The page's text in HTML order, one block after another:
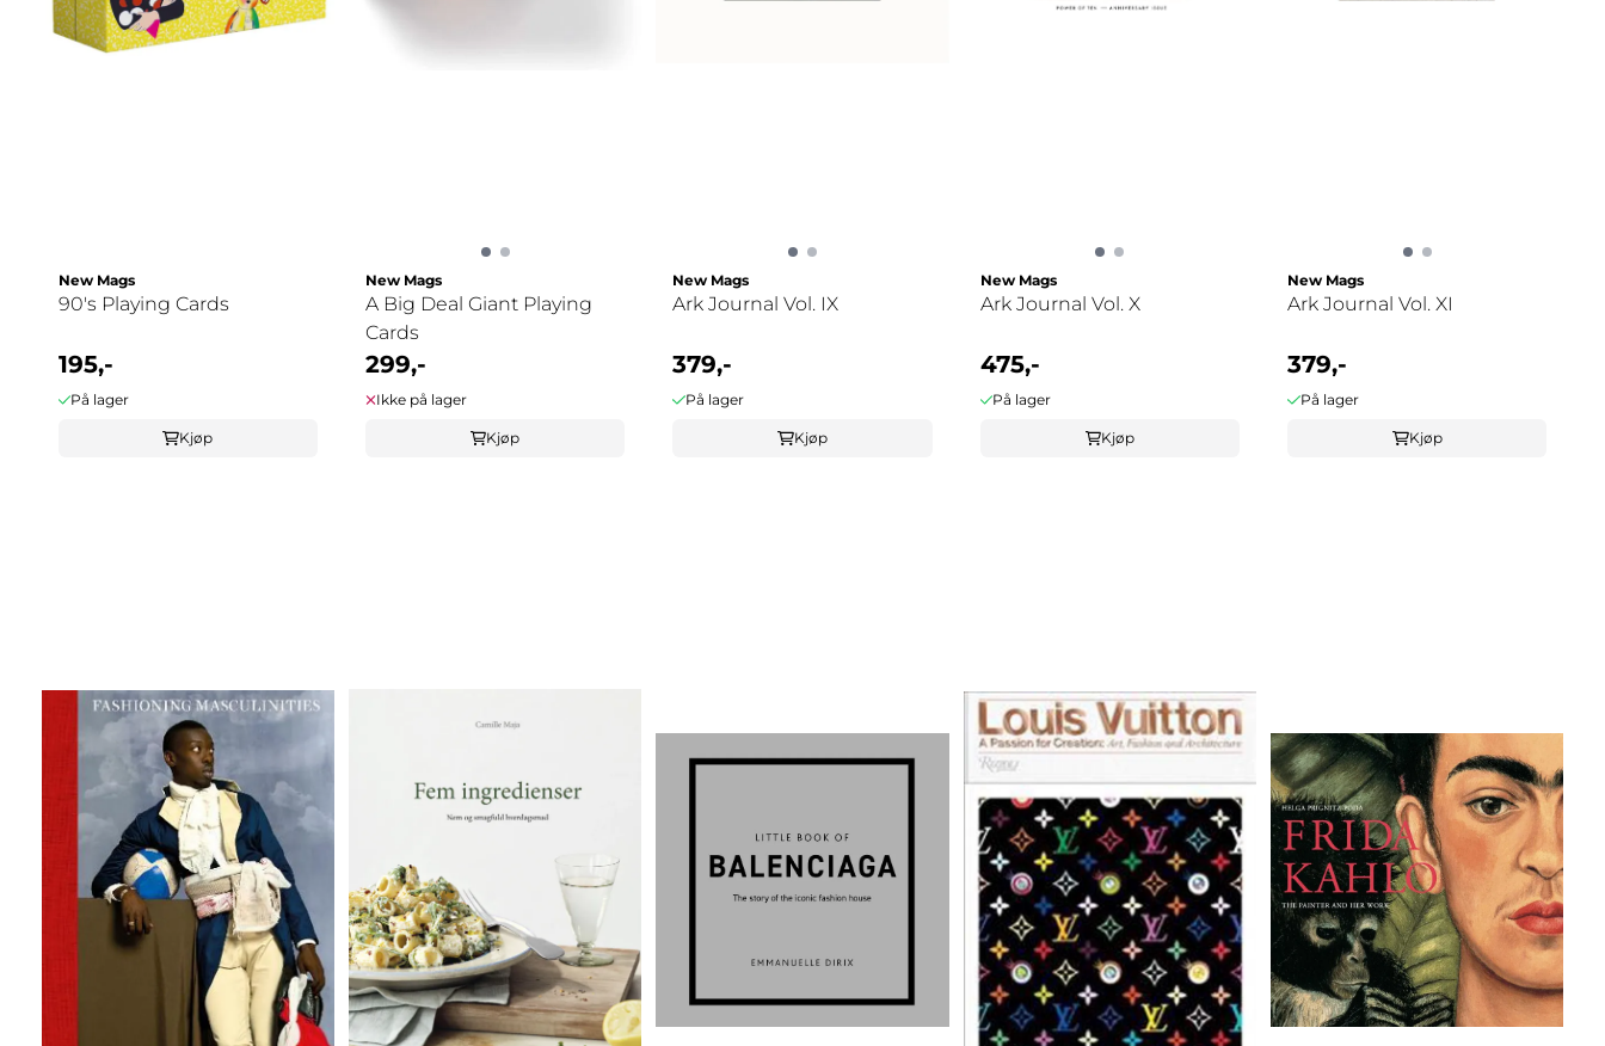
New Mags
90's Playing Cards
195,-
På lager
Kjøp
New Mags
A Big Deal Giant Playing
Cards
299,-
Ikke på lager
Kjøp
New Mags
Ark Journal Vol. IX
379,-
På lager
Kjøp
New Mags
Ark Journal Vol. X
475,-
På lager
Kjøp
New Mags
Ark Journal Vol. XI
379,-
På lager
Kjøp